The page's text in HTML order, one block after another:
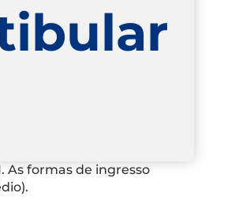
As formas de ingresso